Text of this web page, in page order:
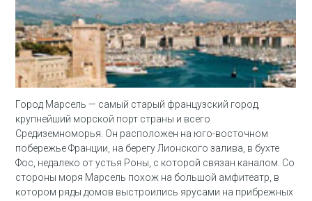
Город Марсель — самый старый французский город,
крупнейший морской порт страны и всего
Средиземноморья. Он расположен на юго-восточном
побережье Франции, на берегу Лионского залива, в бухте
Фос, недалеко от устья Роны, с которой связан каналом. Со
стороны моря Марсель похож на большой амфитеатр, в
котором ряды домов выстроились ярусами на прибрежных